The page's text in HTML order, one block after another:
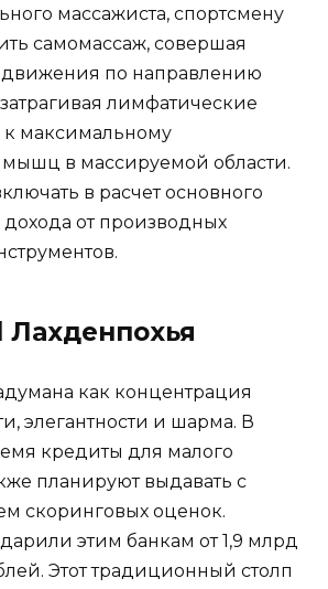
массажиста, спортсмену
самомассаж, совершая
по направлению
лимфатические
к максимальному
в массируемой области.
в расчет основного
дохода от производных
Лахденпохья
как концентрация
элегантности и шарма. В
кредиты для малого
планируют выдавать с
скоринговых оценок.
этим банкам от 1,9 млрд
Этот традиционный столп